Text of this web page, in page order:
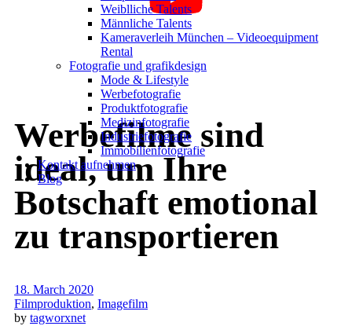
Weiblliche Talents
Männliche Talents
Kameraverleih München – Videoequipment
Rental
Fotografie und grafikdesign
Mode & Lifestyle
Werbefotografie
Produktfotografie
Medizinfotografie
Industriefotografie
Immobilienfotografie
Kontakt aufnehmen
Blog
Werbefilme sind
ideal, um Ihre
Botschaft emotional
zu transportieren
18. March 2020
Filmproduktion, Imagefilm
by tagworxnet